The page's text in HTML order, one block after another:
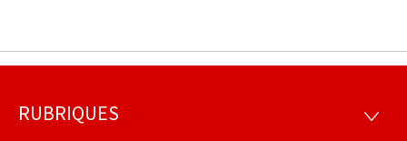
Pied
RUBRIQUES